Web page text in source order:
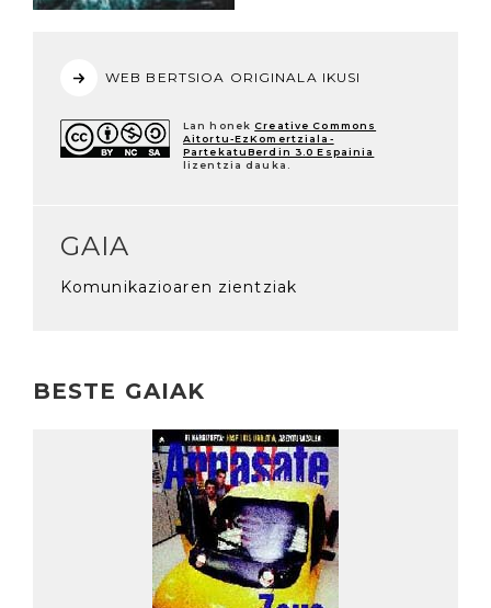
WEB BERTSIOA ORIGINALA IKUSI
Lan honek Creative Commons
Aitortu-EzKomertziala-
PartekatuBerdin 3.0 Espainia
lizentzia dauka.
GAIA
Komunikazioaren zientziak
BESTE GAIAK